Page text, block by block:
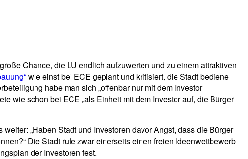
Chance, die LU endlich aufzuwerten und zu einem attraktiven
wie einst bei ECE geplant und kritisiert, die Stadt bediene
habe man sich „offenbar nur mit dem Investor
wie schon bei ECE „als Einheit mit dem Investor auf, die Bürger
„Haben Stadt und Investoren davor Angst, dass die Bürger
Die Stadt rufe zwar einerseits einen freien Ideenwettbewerb
der Investoren fest.